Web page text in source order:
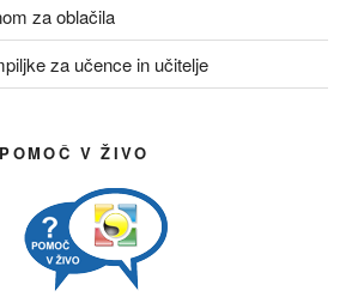
za oblačila
za učence in učitelje
V ŽIVO